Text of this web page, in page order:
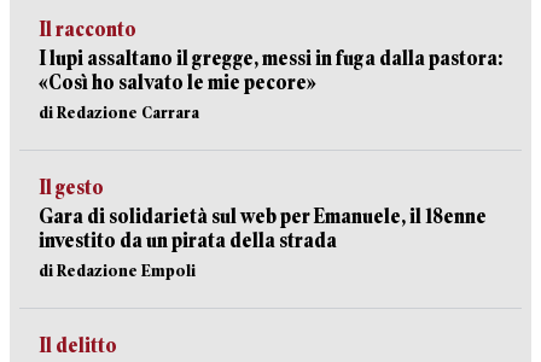
Il racconto
I lupi assaltano il gregge, messi in fuga dalla pastora:
«Così ho salvato le mie pecore»
di Redazione Carrara
Il gesto
Gara di solidarietà sul web per Emanuele, il 18enne
investito da un pirata della strada
di Redazione Empoli
Il delitto